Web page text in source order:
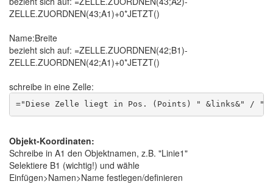
ZELLE.ZUORDNEN(43;A1)+0*JETZT()
Name:Breite
bezieht sich auf: =ZELLE.ZUORDNEN(42;B1)-
ZELLE.ZUORDNEN(42;A1)+0*JETZT()
schreibe in eine Zelle:
Objekt-Koordinaten:
Schreibe in A1 den Objektnamen, z.B. "Linie1"
Selektiere B1 (wichtig!) und wähle
Einfügen>Namen>Name festlegen/definieren